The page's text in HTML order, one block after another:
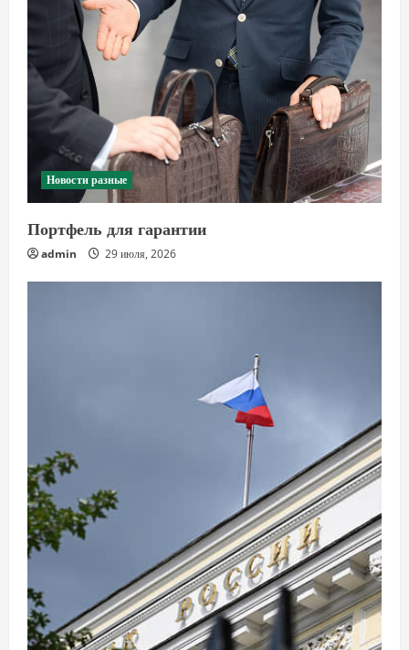
Новости разные
Портфель для гарантии
admin 29 июля, 2026